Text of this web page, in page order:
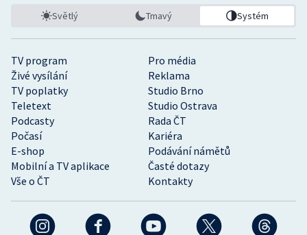
TV program
Pro média
Živé vysílání
Reklama
TV poplatky
Studio Brno
Teletext
Studio Ostrava
Podcasty
Rada ČT
Počasí
Kariéra
E-shop
Podávání námětů
Mobilní a TV aplikace
Časté dotazy
Vše o ČT
Kontakty
Světlý Tmavý Systém